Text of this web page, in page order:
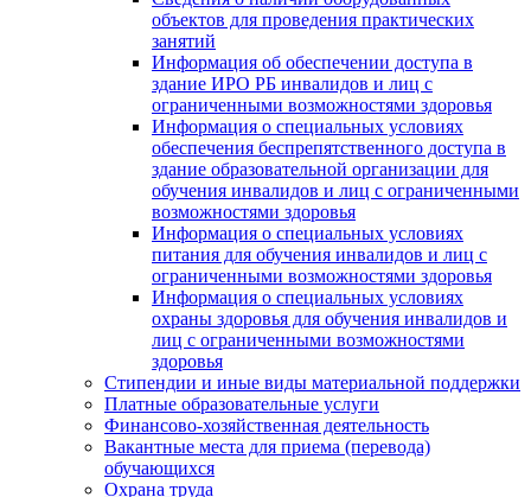
объектов для проведения практических
занятий
Информация об обеспечении доступа в
здание ИРО РБ инвалидов и лиц с
ограниченными возможностями здоровья
Информация о специальных условиях
обеспечения беспрепятственного доступа в
здание образовательной организации для
обучения инвалидов и лиц с ограниченными
возможностями здоровья
Информация о специальных условиях
питания для обучения инвалидов и лиц с
ограниченными возможностями здоровья
Информация о специальных условиях
охраны здоровья для обучения инвалидов и
лиц с ограниченными возможностями
здоровья
Стипендии и иные виды материальной поддержки
Платные образовательные услуги
Финансово-хозяйственная деятельность
Вакантные места для приема (перевода)
обучающихся
Охрана труда